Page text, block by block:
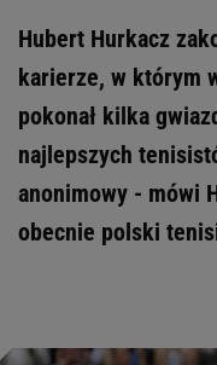
Hubert Hurkacz
karierze, w którym
pokonał kilka
najlepszych
anonimowy - mówi
obecnie polski